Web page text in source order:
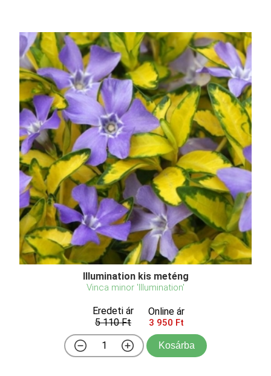
Illumination kis meténg
Vinca minor 'Illumination'
Eredeti ár
5 110 Ft
Online ár
3 950 Ft
Kosárba